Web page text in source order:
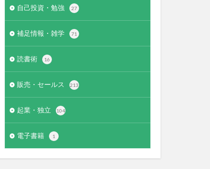
自己投資・勉強 27
補足情報・雑学 71
読書術 16
販売・セールス 213
起業・独立 104
電子書籍 1